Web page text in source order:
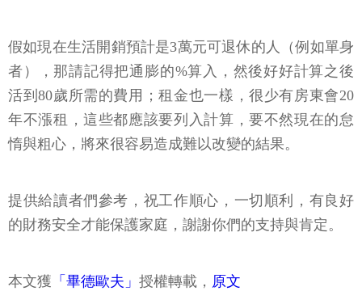
假如現在生活開銷預計是3萬元可退休的人（例如單身
者），那請記得把通膨的%算入，然後好好計算之後
活到80歲所需的費用；租金也一樣，很少有房東會20
年不漲租，這些都應該要列入計算，要不然現在的怠
惰與粗心，將來很容易造成難以改變的結果。
提供給讀者們參考，祝工作順心，一切順利，有良好
的財務安全才能保護家庭，謝謝你們的支持與肯定。
本文獲 「畢德歐夫」 授權轉載， 原文